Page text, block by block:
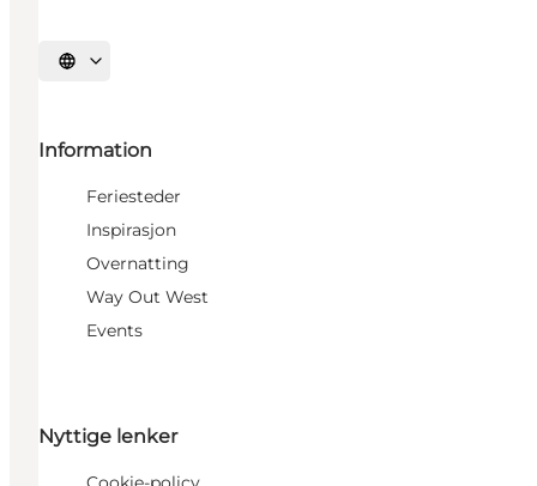
Velg språk
Information
Feriesteder
Inspirasjon
Overnatting
Way Out West
Events
Nyttige lenker